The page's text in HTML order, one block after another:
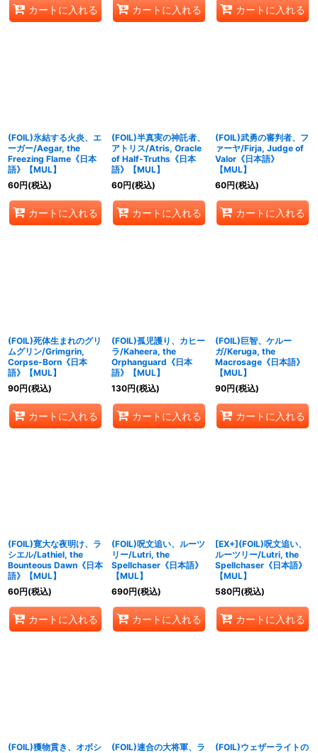
カートに入れる カートに入れる カートに入れる
(FOIL)氷結する火炎、エ
ーガー/Aegar, the
Freezing Flame《日本
語》【MUL】
60円(税込)
カートに入れる
(FOIL)半真実の神託者、
アトリス/Atris, Oracle
of Half-Truths《日本
語》【MUL】
60円(税込)
カートに入れる
(FOIL)武勇の審判者、フ
ァーヤ/Firja, Judge of
Valor《日本語》
【MUL】
60円(税込)
カートに入れる
(FOIL)死体生まれのグリ
ムグリン/Grimgrin,
Corpse-Born《日本
語》【MUL】
90円(税込)
カートに入れる
(FOIL)孤児護り、カヒー
ラ/Kaheera, the
Orphanguard《日本
語》【MUL】
130円(税込)
カートに入れる
(FOIL)巨智、ケルー
ガ/Keruga, the
Macrosage《日本語》
【MUL】
90円(税込)
カートに入れる
(FOIL)寛大な夜明け、ラ
シエル/Lathiel, the
Bounteous Dawn《日本
語》【MUL】
60円(税込)
カートに入れる
(FOIL)呪文追い、ルーツ
リー/Lutri, the
Spellchaser《日本語》
【MUL】
690円(税込)
カートに入れる
[EX+](FOIL)呪文追い、
ルーツリー/Lutri, the
Spellchaser《日本語》
【MUL】
580円(税込)
カートに入れる
(FOIL)獲物貫き、オボシ
(FOIL)連合の大将軍、ラ
(FOIL)ウェザーライトの